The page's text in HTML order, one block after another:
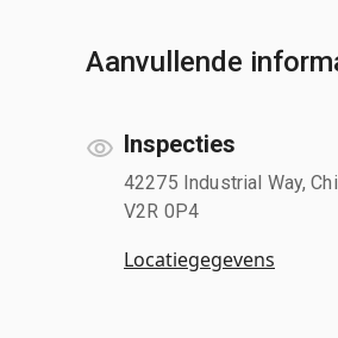
Aanvullende
Inspecties
42275 Industrial Way,
V2R 0P4
Locatiegegevens